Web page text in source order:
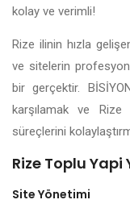
kolay ve verimli!
Rize ilinin hızla
ve sitelerin
bir gerçektir.
karşılamak ve
süreçlerini
Rize Toplu
Site Yönetimi